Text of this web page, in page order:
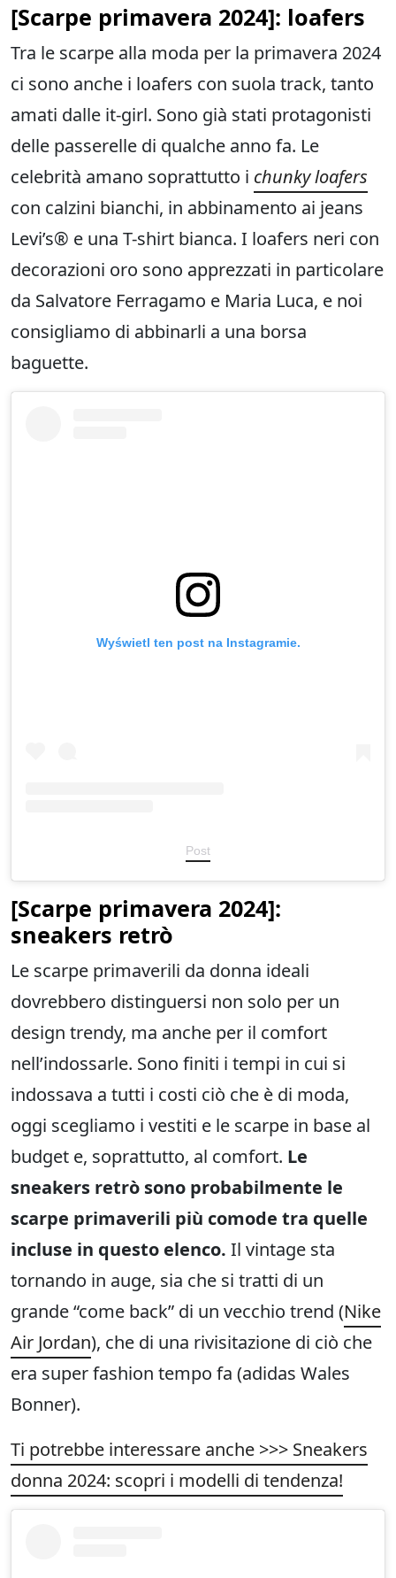
[Scarpe primavera 2024]: loafers
Tra le scarpe alla moda per la primavera 2024
ci sono anche i loafers con suola track, tanto
amati dalle it-girl. Sono già stati protagonisti
delle passerelle di qualche anno fa. Le
celebrità amano soprattutto i chunky loafers
con calzini bianchi, in abbinamento ai jeans
Levi’s® e una T-shirt bianca. I loafers neri con
decorazioni oro sono apprezzati in particolare
da Salvatore Ferragamo e Maria Luca, e noi
consigliamo di abbinarli a una borsa
baguette.
Wyświetl ten post na Instagramie.
Post
[Scarpe primavera 2024]:
sneakers retrò
Le scarpe primaverili da donna ideali
dovrebbero distinguersi non solo per un
design trendy, ma anche per il comfort
nell’indossarle. Sono finiti i tempi in cui si
indossava a tutti i costi ciò che è di moda,
oggi scegliamo i vestiti e le scarpe in base al
budget e, soprattutto, al comfort. Le
sneakers retrò sono probabilmente le
scarpe primaverili più comode tra quelle
incluse in questo elenco. Il vintage sta
tornando in auge, sia che si tratti di un
grande “come back” di un vecchio trend (Nike
Air Jordan), che di una rivisitazione di ciò che
era super fashion tempo fa (adidas Wales
Bonner).
Ti potrebbe interessare anche >>> Sneakers
donna 2024: scopri i modelli di tendenza!